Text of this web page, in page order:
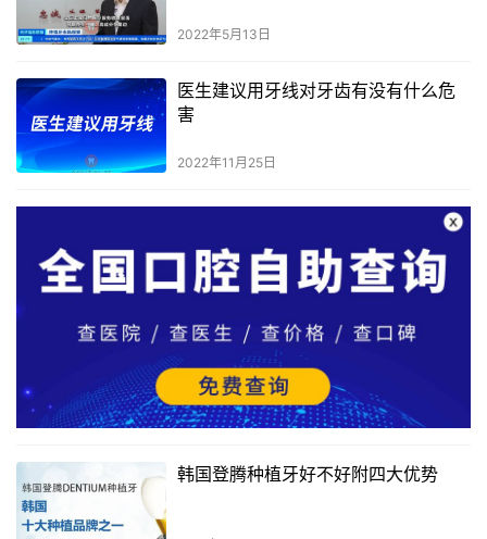
2022年5月13日
医生建议用牙线对牙齿有没有什么危
害
2022年11月25日
韩国登腾种植牙好不好附四大优势